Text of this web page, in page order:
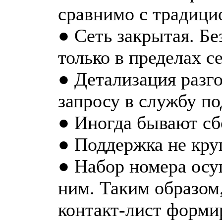
сравнимо с
● Сеть закрытая.
только в пределах
● Детализация
запросу в службу
● Иногда бывают
● Поддержка не
● Набор номера
ним. Таким
контакт-лист